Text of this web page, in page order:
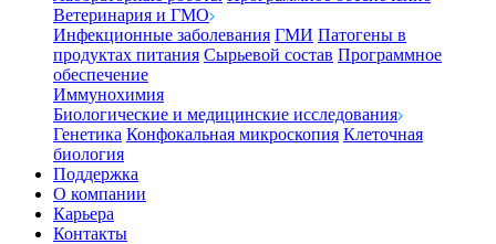
Ветеринария и ГМО
Инфекционные заболевания ГМИ Патогены в
продуктах питания Сырьевой состав Программное
обеспечение
Иммунохимия
Биологические и медицинские исследования
Генетика Конфокальная микроскопия Клеточная
биология
Поддержка
О компании
Карьера
Контакты